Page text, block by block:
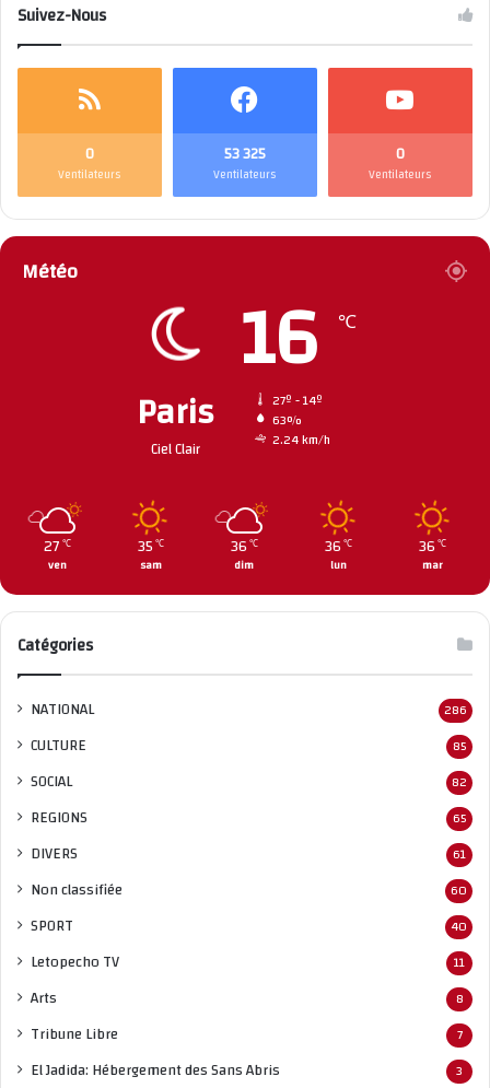
Suivez-Nous
0
Ventilateurs
53 325
Ventilateurs
0
Ventilateurs
Météo
Paris
Ciel Clair
16 ℃
27º - 14º
63%
2.24 km/h
27 ℃
ven
35 ℃
sam
36 ℃
dim
36 ℃
lun
36 ℃
mar
Catégories
NATIONAL 286
CULTURE 85
SOCIAL 82
REGIONS 65
DIVERS 61
Non classifiée 60
SPORT 40
Letopecho TV 11
Arts 8
Tribune Libre 7
El Jadida: Hébergement des Sans Abris 3